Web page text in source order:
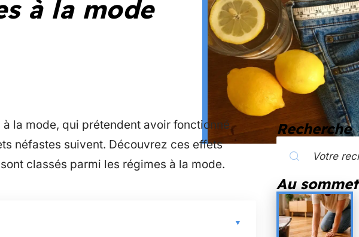
à la mode
la mode, qui prétendent avoir fonctionné
néfastes suivent. Découvrez ces effets
classés parmi les régimes à la mode.
Recherche
Au sommet